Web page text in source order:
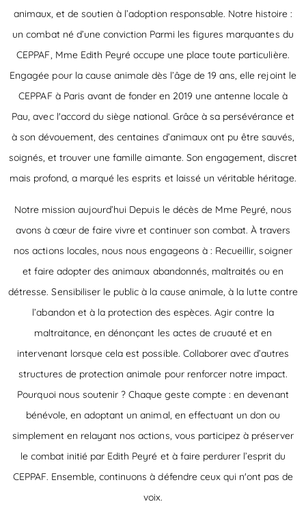
animaux, et de soutien à l’adoption responsable. Notre histoire :
un combat né d’une conviction Parmi les figures marquantes du
CEPPAF, Mme Edith Peyré occupe une place toute particulière.
Engagée pour la cause animale dès l’âge de 19 ans, elle rejoint le
CEPPAF à Paris avant de fonder en 2019 une antenne locale à
Pau, avec l'accord du siège national. Grâce à sa persévérance et
à son dévouement, des centaines d’animaux ont pu être sauvés,
soignés, et trouver une famille aimante. Son engagement, discret
mais profond, a marqué les esprits et laissé un véritable héritage.
Notre mission aujourd’hui Depuis le décès de Mme Peyré, nous
avons à cœur de faire vivre et continuer son combat. À travers
nos actions locales, nous nous engageons à : Recueillir, soigner
et faire adopter des animaux abandonnés, maltraités ou en
détresse. Sensibiliser le public à la cause animale, à la lutte contre
l’abandon et à la protection des espèces. Agir contre la
maltraitance, en dénonçant les actes de cruauté et en
intervenant lorsque cela est possible. Collaborer avec d’autres
structures de protection animale pour renforcer notre impact.
Pourquoi nous soutenir ? Chaque geste compte : en devenant
bénévole, en adoptant un animal, en effectuant un don ou
simplement en relayant nos actions, vous participez à préserver
le combat initié par Edith Peyré et à faire perdurer l’esprit du
CEPPAF. Ensemble, continuons à défendre ceux qui n'ont pas de
voix.